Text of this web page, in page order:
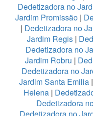
Dedetizadora no
Jardim Promissão|
| Dedetizadora no
Jardim Regis|
Dedetizadora no
Jardim Robru |
Dedetizadora no
Jardim Santa Emilia|
Helena|
Dedetizadora
Dedetizadora no